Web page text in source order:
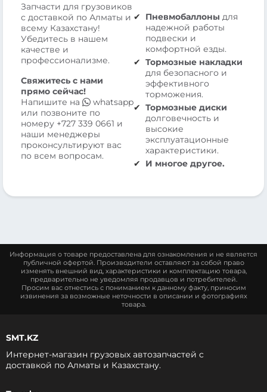
Запчасти для грузовиков
с доставкой по Алматы и
всему Казахстану!
Убедитесь в нашем
качестве и
профессионализме.
Свяжитесь с нами
прямо сейчас!
Напишите на
whatsapp
или позвоните по
номеру +727 339 0661 и
наши менеджеры
проконсультируют вас
по всем вопросам.
Пневмобаллоны для
надежной работы
подвески и
комфортной езды.
Тормозные накладки
для безопасного и
эффективного
торможения.
Тормозные диски
долговечность и
высокие
эксплуатационные
характеристики.
И многое другое.
Информация о товаре предоставлена для ознакомления и не является
публичной офертой. Производители оставляют за собой право
изменять внешний вид, характеристики и комплектацию товара,
предварительно не уведомляя продавцов и потребителей.
Просим вас отнестись с пониманием к данному факту, приносим
извинения за возможные неточности в описании и фотографиях
товара.
SMT.KZ
Интернет-магазин грузовых автозапчастей c
доставкой по Алматы и Казахстану.